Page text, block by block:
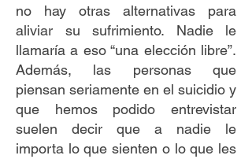
no hay otras alternativas para
aliviar su sufrimiento. Nadie le
llamaría a eso “una elección libre”.
Además, las personas que
piensan seriamente en el suicidio y
que hemos podido entrevistar
suelen decir que a nadie le
importa lo que sienten o lo que les